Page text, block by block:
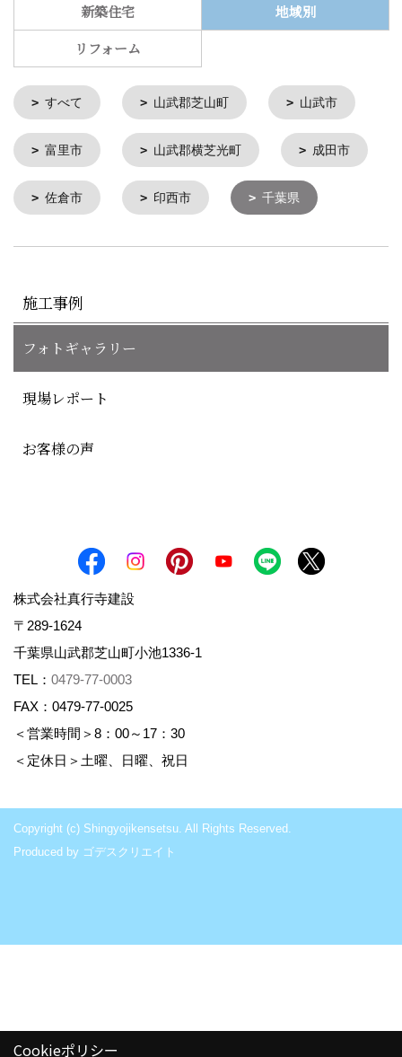
新築住宅
地域別
リフォーム
すべて 山武郡芝山町 山武市
富里市 山武郡横芝光町 成田市
佐倉市 印西市 千葉県
施工事例
フォトギャラリー
現場レポート
お客様の声
株式会社真行寺建設
〒289-1624
千葉県山武郡芝山町小池1336-1
TEL： 0479-77-0003
FAX：0479-77-0025
＜営業時間＞8：00～17：30
＜定休日＞土曜、日曜、祝日
Copyright (c) Shingyojikensetsu. All Rights Reserved.
Produced by ゴデスクリエイト
Cookieポリシー